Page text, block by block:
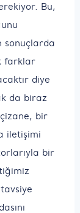
Bu,
sonuçlarda
farklar
diye
da biraz
bir
iletişimi
bir